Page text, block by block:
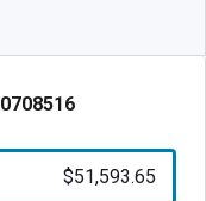
$51,593.65